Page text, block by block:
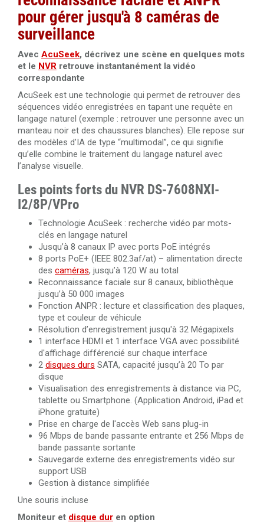
Câble RJ45 Cat. 6 UTP intérieur 305 mètres 100% cuivre
Dahua PFM920I-6UN-C/White
Câble RJ45 Cat. 6 UTP intérieur 305 mètres 100% cuivre
LSZH haute performance Dahua PFM923I-6UN-C
Dahua PFM920-6U
Câble HDMI 2.0 amplifié 40 mètres Ultra HD 4K
Câble HDMI 2.0 amplifié 30 mètres Ultra HD 4K
Câble HDMI 2.0 de 50 mètres en fibre optique 4K Ultra
HD 3840x2160@60Hz
Câble HDMI 2.0 de 100 mètres en fibre optique 4K Ultra
HD 3840x2160@60Hz
pour gérer jusqu'à 8 caméras de
surveillance
Avec AcuSeek, décrivez une scène en quelques mots
et le NVR retrouve instantanément la vidéo
correspondante
AcuSeek est une technologie qui permet de retrouver des
séquences vidéo enregistrées en tapant une requête en
langage naturel (exemple : retrouver une personne avec un
manteau noir et des chaussures blanches). Elle repose sur
des modèles d’IA de type “multimodal”, ce qui signifie
qu’elle combine le traitement du langage naturel avec
l’analyse visuelle.
Les points forts du NVR DS-7608NXI-
I2/8P/VPro
Technologie AcuSeek : recherche vidéo par mots-
clés en langage naturel
Jusqu’à 8 canaux IP avec ports PoE intégrés
8 ports PoE+ (IEEE 802.3af/at) – alimentation directe
des caméras, jusqu’à 120 W au total
Reconnaissance faciale sur 8 canaux, bibliothèque
jusqu’à 50 000 images
Fonction ANPR : lecture et classification des plaques,
type et couleur de véhicule
Résolution d’enregistrement jusqu'à 32 Mégapixels
1 interface HDMI et 1 interface VGA avec possibilité
d'affichage différencié sur chaque interface
2 disques durs SATA, capacité jusqu’à 20 To par
disque
Visualisation des enregistrements à distance via PC,
tablette ou Smartphone. (Application Android, iPad et
iPhone gratuite)
Prise en charge de l'accès Web sans plug-in
96 Mbps de bande passante entrante et 256 Mbps de
bande passante sortante
Sauvegarde externe des enregistrements vidéo sur
support USB
Gestion à distance simplifiée
Une souris incluse
Moniteur et disque dur en option